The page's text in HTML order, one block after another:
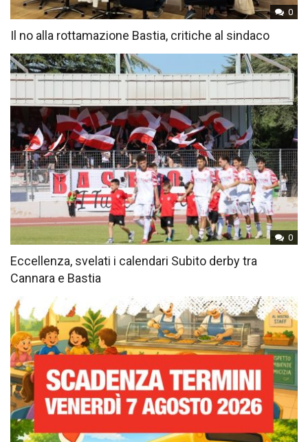
0
Il no alla rottamazione Bastia, critiche al sindaco
0
Eccellenza, svelati i calendari Subito derby tra
Cannara e Bastia